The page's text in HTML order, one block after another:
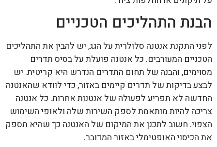
הבנת התהליכים הטכניים
לפני התקנת אנטנה סלולרית על הגג, יש להבין את התהליכים
הטכניים המעורבים. כל אנטנה פועלת על בסיס תדרים
מסוימים, והבנה של תחום התדרים הנדרש היא קריטית. יש
לבצע בדיקות של תדרים קיימים באזור, כדי לוודא שהאנטנה
החדשה לא תפריע לפעולה של אנטנות אחרות. כל אנטנה
צריכה להיות מותאמת לספק השירות שלה ולאופי השימוש
הצפוי. חשוב לתכנן את המיקום של האנטנה כך שהיא תספק
את הכיסוי האופטימלי באזור המדובר.